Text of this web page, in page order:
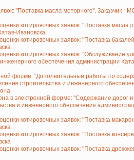
"Поставка масла моторного". Заказчик -
котировочных заявок: "Поставка масла
Ивановска
котировочных заявок: "Поставка
котировочных заявок: "Обслуживание
обеспечения администрации
форме: "Дополнительные работы по
строительства и инженерного
в электронной форме: "Содержание дорог
и инженерного обеспечения
котировочных заявок: "Поставка
котировочных заявок: "Поставка
котировочных заявок: "Поставка